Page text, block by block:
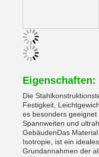
Eigenschaften:
Die
Festigkeit,
es besonders
Spannweiten und
GebäudenDas
Isotropie, ist ein
Grundannahmen der